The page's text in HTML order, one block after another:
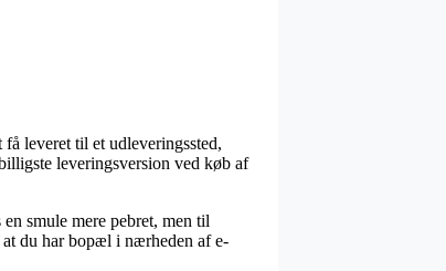
leveret til et udleveringssted,
leveringsversion ved køb af
smule mere pebret, men til
du har bopæl i nærheden af e-